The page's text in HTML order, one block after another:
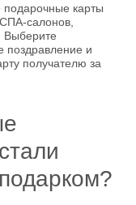
карты
салонов,
Выберите
поздравление и
получателю за